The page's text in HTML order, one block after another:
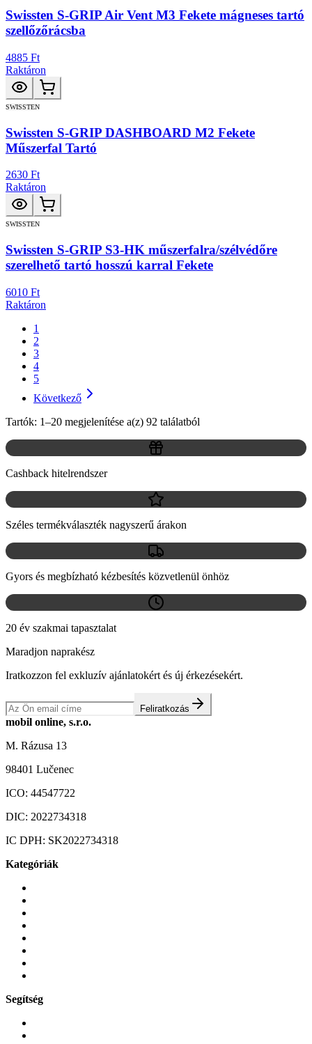
Swissten S-GRIP Air Vent M3 Fekete mágneses tartó
szellőzőrácsba
4885 Ft
Raktáron
SWISSTEN
Swissten S-GRIP DASHBOARD M2 Fekete
Műszerfal Tartó
2630 Ft
Raktáron
SWISSTEN
Swissten S-GRIP S3-HK műszerfalra/szélvédőre
szerelhető tartó hosszú karral Fekete
6010 Ft
Raktáron
1
2
3
4
5
Következő
Tartók: 1–20 megjelenítése a(z) 92 találatból
Cashback hitelrendszer
Széles termékválaszték nagyszerű árakon
Gyors és megbízható kézbesítés közvetlenül önhöz
20 év szakmai tapasztalat
Maradjon naprakész
Iratkozzon fel exkluzív ajánlatokért és új érkezésekért.
Feliratkozás
mobil online, s.r.o.
M. Rázusa 13
98401 Lučenec
ICO: 44547722
DIC: 2022734318
IC DPH: SK2022734318
Kategóriák
Segítség